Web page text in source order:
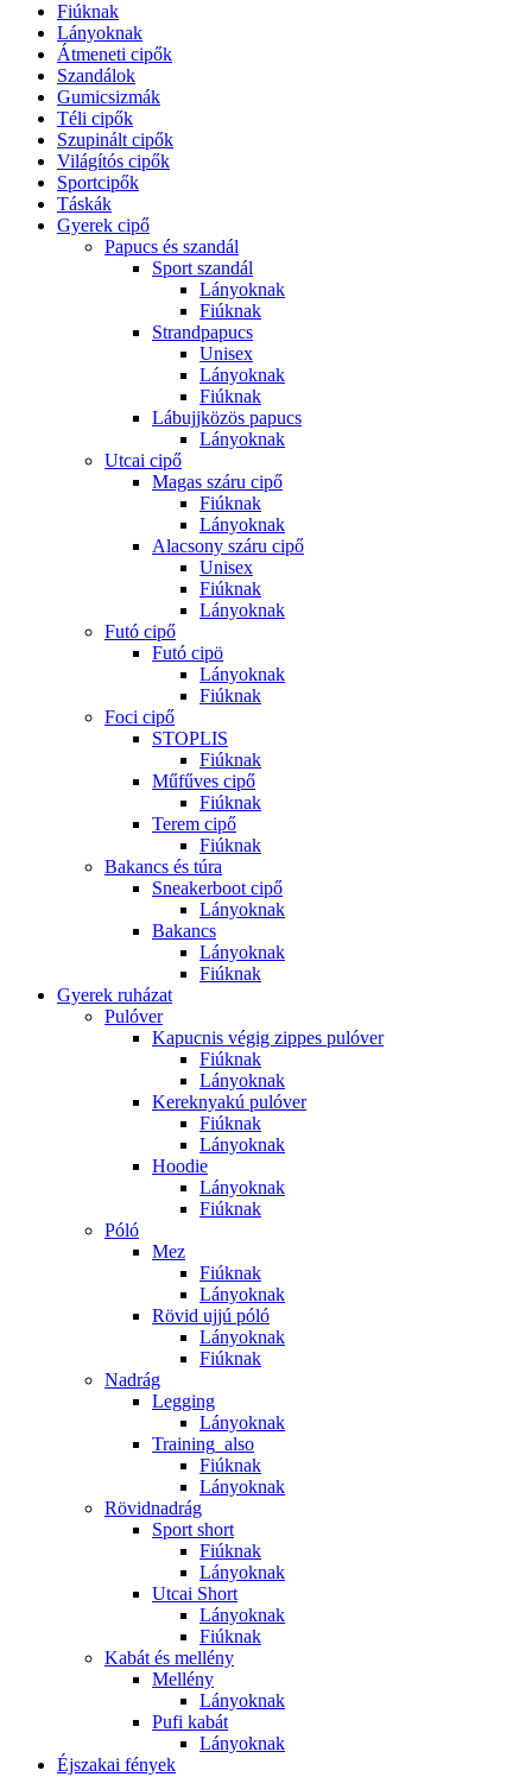
Fiúknak
Lányoknak
Átmeneti cipők
Szandálok
Gumicsizmák
Téli cipők
Szupinált cipők
Világítós cipők
Sportcipők
Táskák
Gyerek cipő
Papucs és szandál
Sport szandál
Lányoknak
Fiúknak
Strandpapucs
Unisex
Lányoknak
Fiúknak
Lábujjközös papucs
Lányoknak
Utcai cipő
Magas száru cipő
Fiúknak
Lányoknak
Alacsony száru cipő
Unisex
Fiúknak
Lányoknak
Futó cipő
Futó cipö
Lányoknak
Fiúknak
Foci cipő
STOPLIS
Fiúknak
Műfűves cipő
Fiúknak
Terem cipő
Fiúknak
Bakancs és túra
Sneakerboot cipő
Lányoknak
Bakancs
Lányoknak
Fiúknak
Gyerek ruházat
Pulóver
Kapucnis végig zippes pulóver
Fiúknak
Lányoknak
Kereknyakú pulóver
Fiúknak
Lányoknak
Hoodie
Lányoknak
Fiúknak
Póló
Mez
Fiúknak
Lányoknak
Rövid ujjú póló
Lányoknak
Fiúknak
Nadrág
Legging
Lányoknak
Training_also
Fiúknak
Lányoknak
Rövidnadrág
Sport short
Fiúknak
Lányoknak
Utcai Short
Lányoknak
Fiúknak
Kabát és mellény
Mellény
Lányoknak
Pufi kabát
Lányoknak
Éjszakai fények